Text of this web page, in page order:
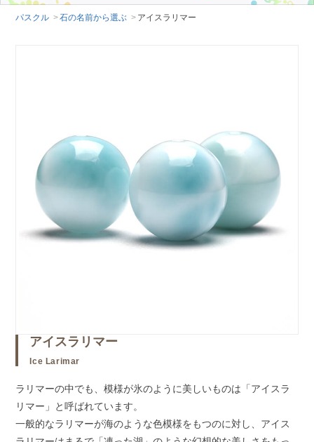
パスクル 石の名前から選ぶ アイスラリマー
アイスラリマー
Ice Larimar
ラリマーの中でも、模様が氷のように美しいものは「アイスラ
リマー」と呼ばれています。
一般的なラリマーが海のような色模様をもつのに対し、アイス